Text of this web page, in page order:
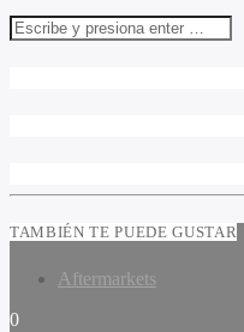
TAMBIÉN TE PUEDE GUSTAR
Aftermarkets
0